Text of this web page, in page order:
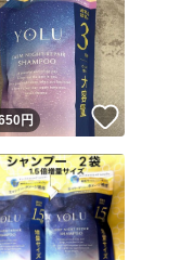
！
円 いいね！